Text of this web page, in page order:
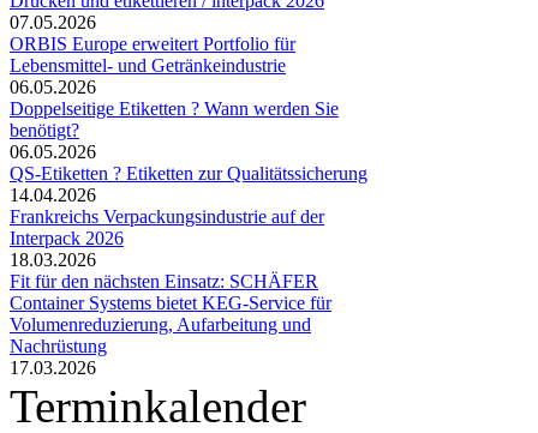
07.05.2026
ORBIS Europe erweitert Portfolio für
Lebensmittel- und Getränkeindustrie
06.05.2026
Doppelseitige Etiketten ? Wann werden Sie
benötigt?
06.05.2026
QS-Etiketten ? Etiketten zur Qualitätssicherung
14.04.2026
Frankreichs Verpackungsindustrie auf der
Interpack 2026
18.03.2026
Fit für den nächsten Einsatz: SCHÄFER
Container Systems bietet KEG-Service für
Volumenreduzierung, Aufarbeitung und
Nachrüstung
17.03.2026
Terminkalender